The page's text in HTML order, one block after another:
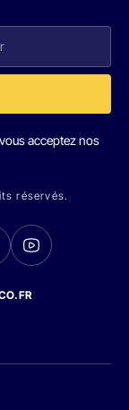
acceptez nos
réservés.